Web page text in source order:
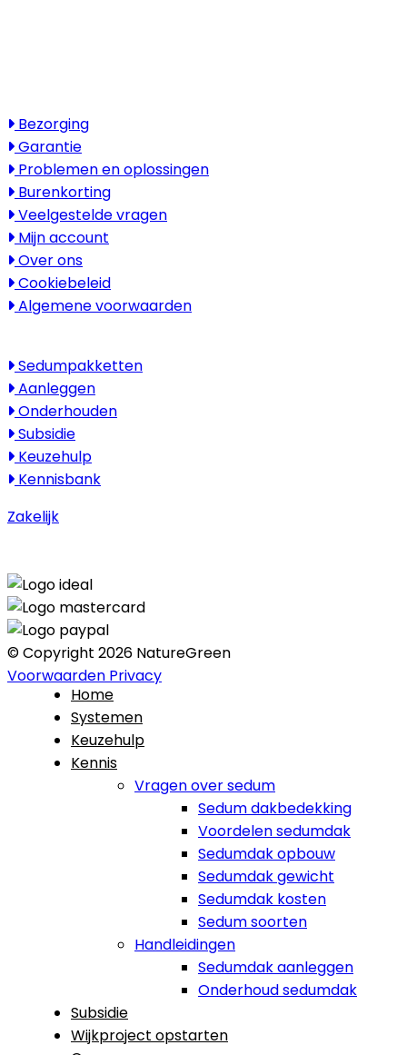
Bezorging
Garantie
Problemen en oplossingen
Burenkorting
Veelgestelde vragen
Mijn account
Over ons
Cookiebeleid
Algemene voorwaarden
Sedumpakketten
Aanleggen
Onderhouden
Subsidie
Keuzehulp
Kennisbank
Zakelijk
© Copyright 2026 NatureGreen
Voorwaarden Privacy
Home
Systemen
Keuzehulp
Kennis
Vragen over sedum
Sedum dakbedekking
Voordelen sedumdak
Sedumdak opbouw
Sedumdak gewicht
Sedumdak kosten
Sedum soorten
Handleidingen
Sedumdak aanleggen
Onderhoud sedumdak
Subsidie
Wijkproject opstarten